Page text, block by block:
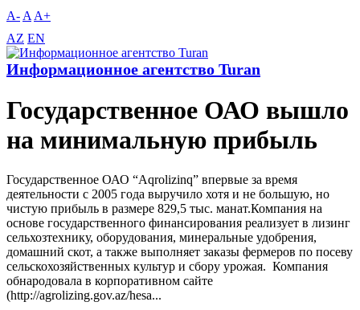
A- A A+
AZ EN
Информационное агентство Turan
Государственное ОАО вышло
на минимальную прибыль
Государственное ОАО “Aqrolizinq” впервые за время
деятельности с 2005 года выручило хотя и не большую, но
чистую прибыль в размере 829,5 тыс. манат.Компания на
основе государственного финансирования реализует в лизинг
сельхозтехнику, оборудования, минеральные удобрения,
домашний скот, а также выполняет заказы фермеров по посеву
сельскохозяйственных культур и сбору урожая. Компания
обнародовала в корпоративном сайте
(http://agrolizing.gov.az/hesa...